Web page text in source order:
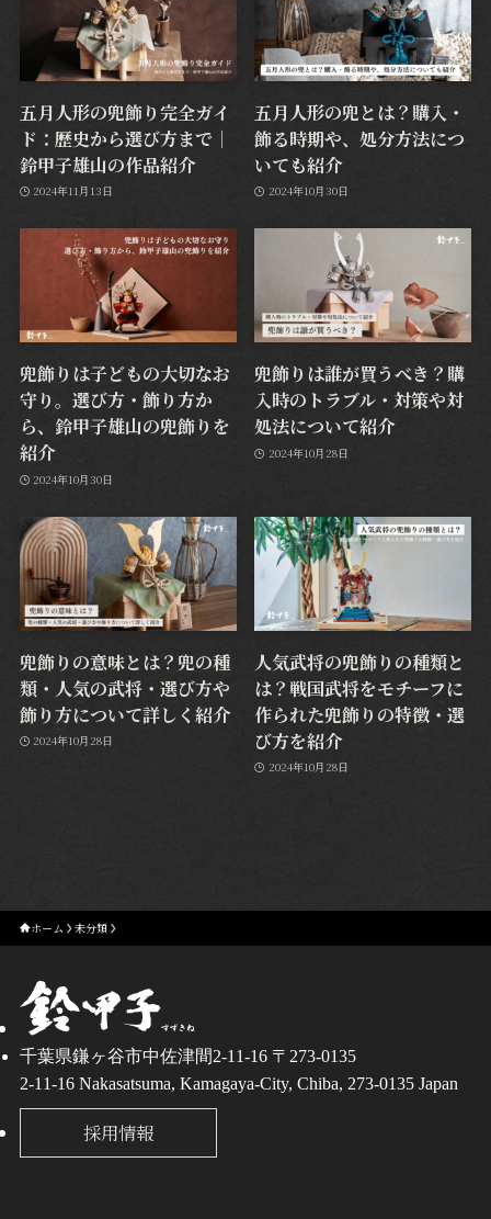
五月人形の兜飾り完全ガイ
ド：歴史から選び方まで｜
鈴甲子雄山の作品紹介
2024年11月13日
五月人形の兜とは？購入・
飾る時期や、処分方法につ
いても紹介
2024年10月30日
兜飾りは子どもの大切なお
守り。選び方・飾り方か
ら、鈴甲子雄山の兜飾りを
紹介
2024年10月30日
兜飾りは誰が買うべき？購
入時のトラブル・対策や対
処法について紹介
2024年10月28日
兜飾りの意味とは？兜の種
類・人気の武将・選び方や
飾り方について詳しく紹介
2024年10月28日
人気武将の兜飾りの種類と
は？戦国武将をモチーフに
作られた兜飾りの特徴・選
び方を紹介
2024年10月28日
ホーム 未分類
千葉県鎌ヶ谷市中佐津間2-11-16 〒273-0135
2-11-16 Nakasatsuma, Kamagaya-City, Chiba, 273-0135 Japan
採用情報